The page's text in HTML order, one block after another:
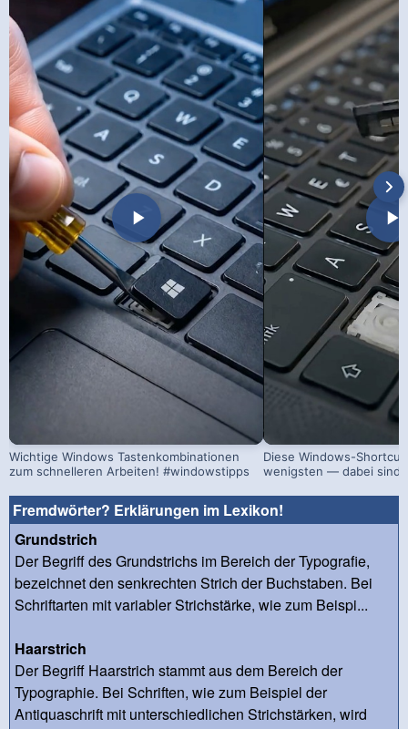
Wichtige Windows Tastenkombinationen
zum schnelleren Arbeiten! #windowstipps
Diese Windows-
wenigsten — dabei sind
Fremdwörter? Erklärungen im Lexikon!
Grundstrich
Der Begriff des Grundstrichs im Bereich der Typografie,
bezeichnet den senkrechten Strich der Buchstaben. Bei
Schriftarten mit variabler Strichstärke, wie zum Beispi...
Haarstrich
Der Begriff Haarstrich stammt aus dem Bereich der
Typographie. Bei Schriften, wie zum Beispiel der
Antiquaschrift mit unterschiedlichen Strichstärken, wird